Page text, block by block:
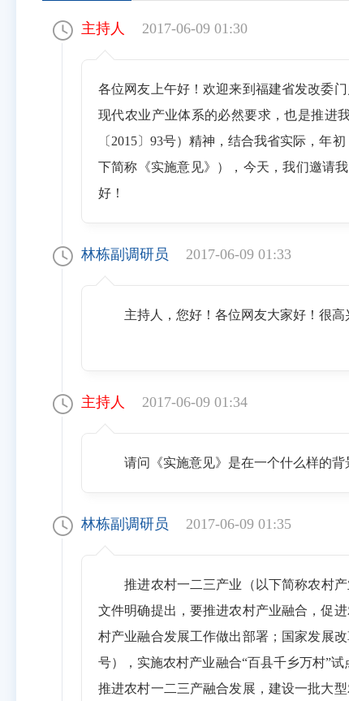
主持人 2017-06-09 01:30
各位网友上午好！欢迎来到福建省发改委
现代农业产业体系的必然要求，也是推进
〔2015〕93号）精神，结合我省实际，年
下简称《实施意见》），今天，我们邀请
好！
林栋副调研员 2017-06-09 01:33
主持人，您好！各位网友大家好！很
主持人 2017-06-09 01:34
请问《实施意见》是在一个什么样的背
林栋副调研员 2017-06-09 01:35
推进农村一二三产业（以下简称农村
文件明确提出，要推进农村产业融合，促
村产业融合发展工作做出部署；国家发展
号），实施农村产业融合“百县千乡万村”
推进农村一二三产融合发展，建设一批大